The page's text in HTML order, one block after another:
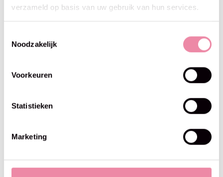
verzameld op basis van uw gebruik van hun services.
Noodzakelijk
Voorkeuren
Statistieken
Marketing
Softy Mega Superlana Maxi Batik